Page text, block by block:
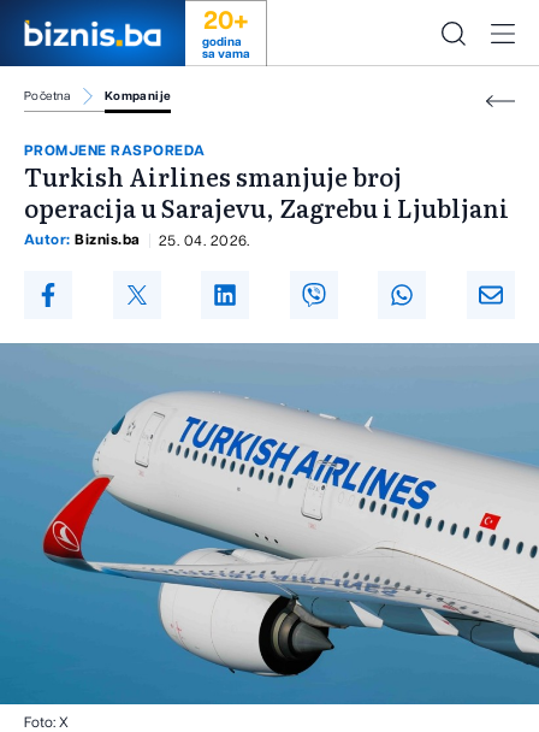
20+
godina
sa vama
Početna Kompanije
PROMJENE RASPOREDA
Turkish Airlines smanjuje broj
operacija u Sarajevu, Zagrebu i Ljubljani
Autor: Biznis.ba 25. 04. 2026.
Foto: X